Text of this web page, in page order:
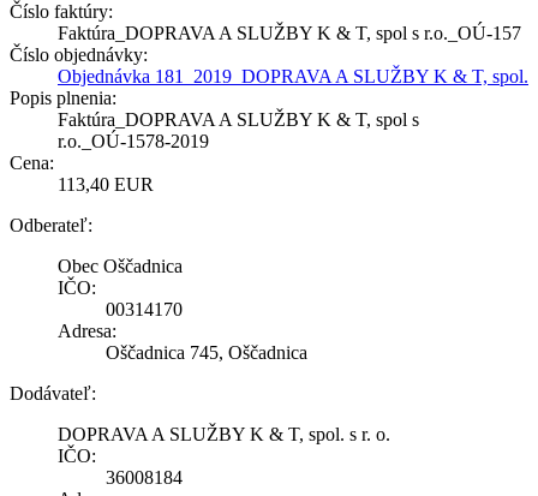
Číslo faktúry:
Faktúra_DOPRAVA A SLUŽBY K & T, spol s r.o._OÚ-157
Číslo objednávky:
Objednávka 181_2019_DOPRAVA A SLUŽBY K & T, spol.
Popis plnenia:
Faktúra_DOPRAVA A SLUŽBY K & T, spol s
r.o._OÚ-1578-2019
Cena:
113,40 EUR
Odberateľ:
Obec Oščadnica
IČO:
00314170
Adresa:
Oščadnica 745, Oščadnica
Dodávateľ:
DOPRAVA A SLUŽBY K & T, spol. s r. o.
IČO:
36008184